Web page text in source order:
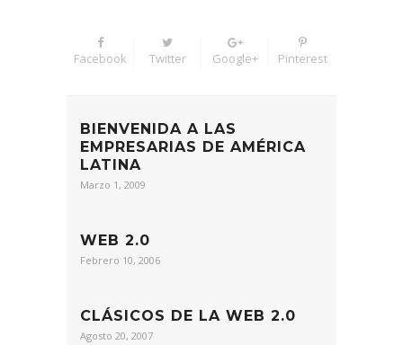
Facebook Twitter Google+ Pinterest
BIENVENIDA A LAS
EMPRESARIAS DE AMÉRICA
LATINA
Marzo 1, 2009
WEB 2.0
Febrero 10, 2006
CLÁSICOS DE LA WEB 2.0
Agosto 20, 2007